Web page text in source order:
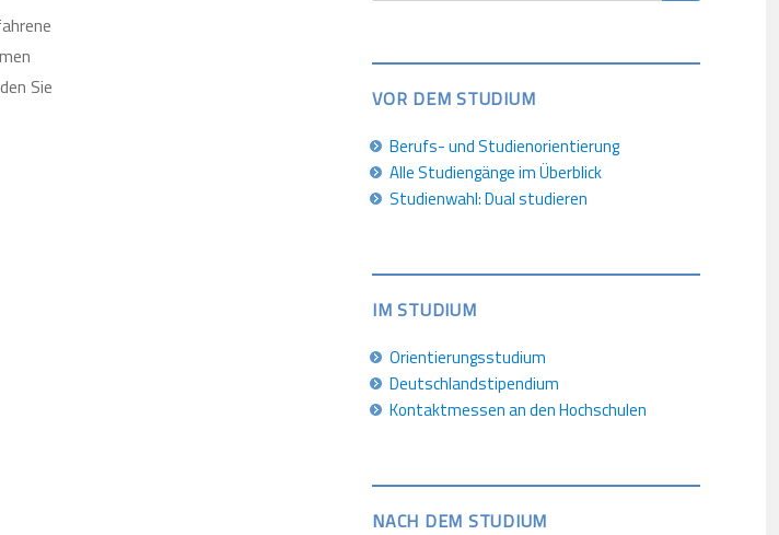
Sie
VOR DEM STUDIUM
Berufs- und Studienorientierung
Alle Studiengänge im Überblick
Studienwahl: Dual studieren
IM STUDIUM
Orientierungsstudium
Deutschlandstipendium
Kontaktmessen an den Hochschulen
NACH DEM STUDIUM